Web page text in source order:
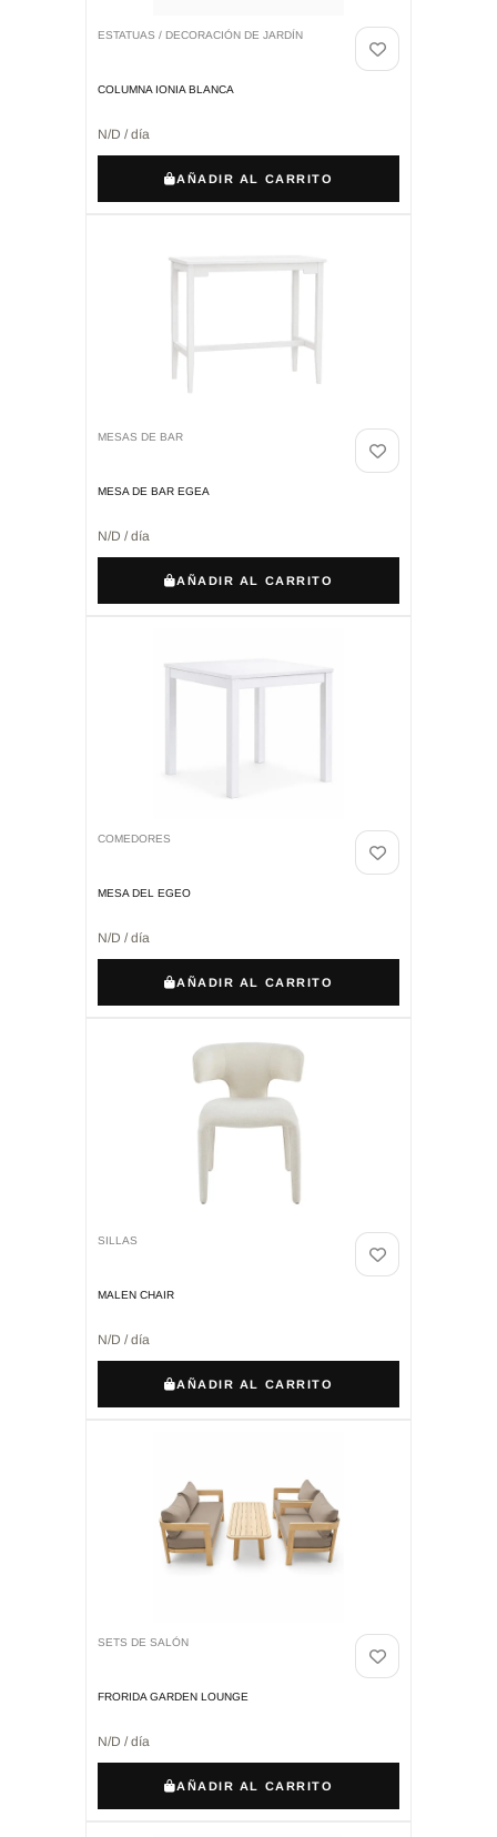
ESTATUAS / DECORACIÓN DE JARDÍN
COLUMNA IONIA BLANCA
N/D / día
AÑADIR AL CARRITO
MESAS DE BAR
MESA DE BAR EGEA
N/D / día
AÑADIR AL CARRITO
COMEDORES
MESA DEL EGEO
N/D / día
AÑADIR AL CARRITO
SILLAS
MALEN CHAIR
N/D / día
AÑADIR AL CARRITO
SETS DE SALÓN
FRORIDA GARDEN LOUNGE
N/D / día
AÑADIR AL CARRITO